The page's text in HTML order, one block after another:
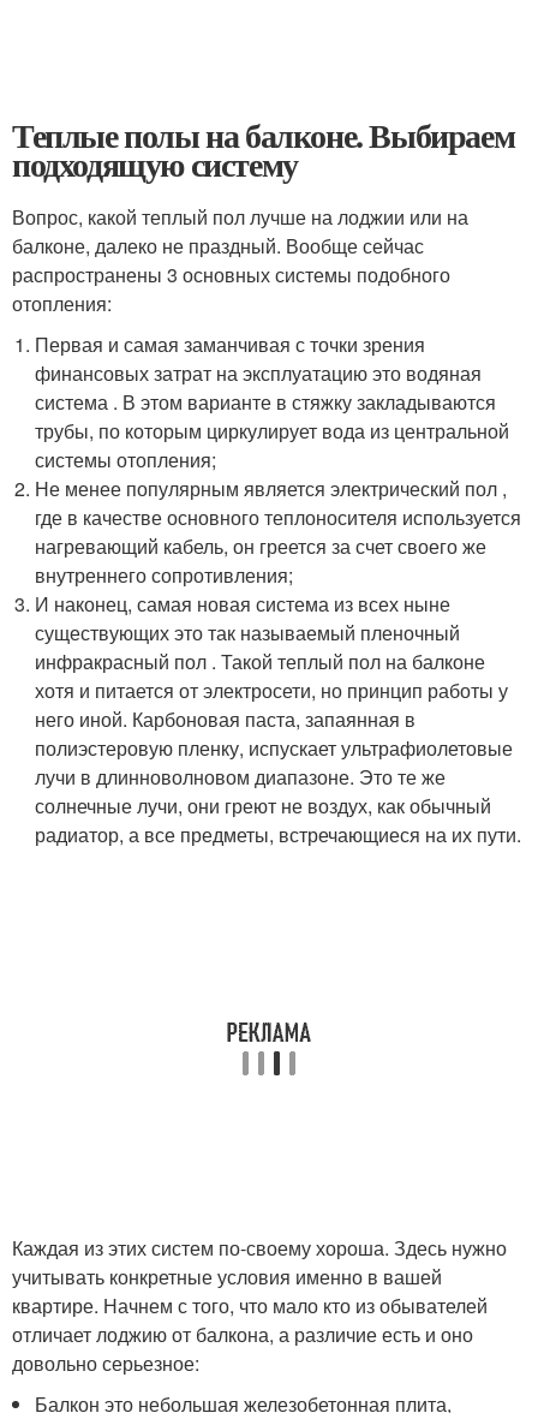
Теплые полы на балконе. Выбираем
подходящую систему
Вопрос, какой теплый пол лучше на лоджии или на
балконе, далеко не праздный. Вообще сейчас
распространены 3 основных системы подобного
отопления:
Первая и самая заманчивая с точки зрения
финансовых затрат на эксплуатацию это водяная
система . В этом варианте в стяжку закладываются
трубы, по которым циркулирует вода из центральной
системы отопления;
Не менее популярным является электрический пол ,
где в качестве основного теплоносителя используется
нагревающий кабель, он греется за счет своего же
внутреннего сопротивления;
И наконец, самая новая система из всех ныне
существующих это так называемый пленочный
инфракрасный пол . Такой теплый пол на балконе
хотя и питается от электросети, но принцип работы у
него иной. Карбоновая паста, запаянная в
полиэстеровую пленку, испускает ультрафиолетовые
лучи в длинноволновом диапазоне. Это те же
солнечные лучи, они греют не воздух, как обычный
радиатор, а все предметы, встречающиеся на их пути.
Каждая из этих систем по-своему хороша. Здесь нужно
учитывать конкретные условия именно в вашей
квартире. Начнем с того, что мало кто из обывателей
отличает лоджию от балкона, а различие есть и оно
довольно серьезное:
Балкон это небольшая железобетонная плита,